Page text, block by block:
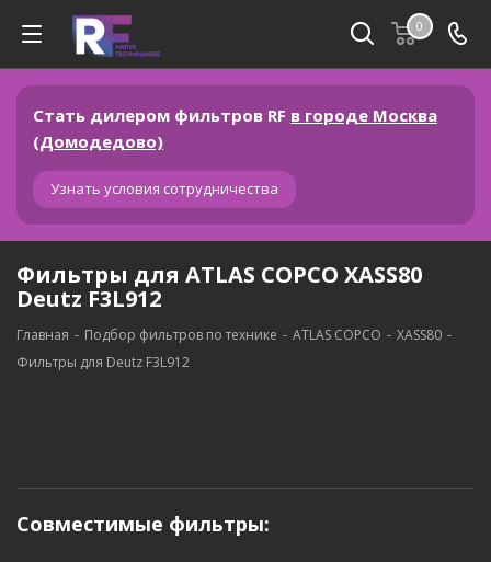
0
Стать дилером фильтров RF в городе Москва
(Домодедово)
Узнать условия сотрудничества
Фильтры для ATLAS COPCO XASS80
Deutz F3L912
Главная - Подбор фильтров по технике - ATLAS COPCO - XASS80 -
Фильтры для Deutz F3L912
Совместимые фильтры: